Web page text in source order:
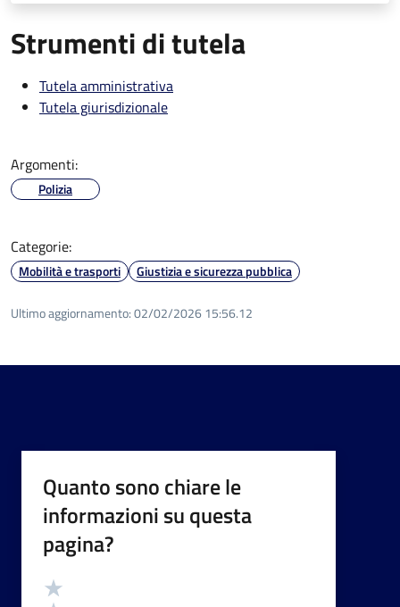
Strumenti di tutela
Tutela amministrativa
Tutela giurisdizionale
Argomenti:
Polizia
Categorie:
Mobilità e trasporti Giustizia e sicurezza pubblica
Ultimo aggiornamento:02/02/2026 15:56.12
Quanto sono chiare le
informazioni su questa
pagina?
Valutazione